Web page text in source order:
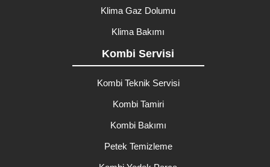
Klima Gaz Dolumu
Klima Bakımı
Kombi Servisi
Kombi Teknik Servisi
Kombi Tamiri
Kombi Bakımı
Petek Temizleme